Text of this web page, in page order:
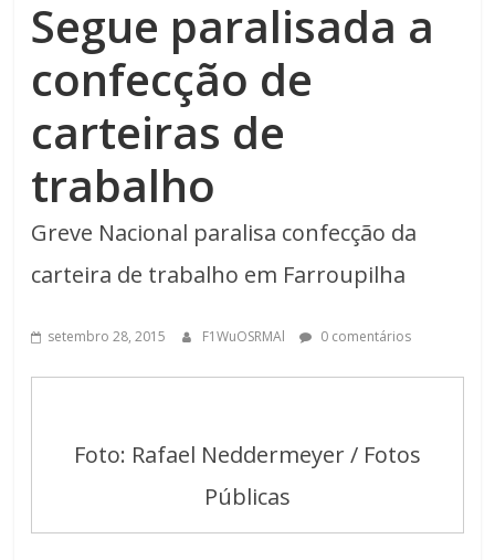
Segue paralisada a
confecção de
carteiras de
trabalho
Greve Nacional paralisa confecção da
carteira de trabalho em Farroupilha
setembro 28, 2015 F1WuOSRMAl 0 comentários
Foto: Rafael Neddermeyer / Fotos
Públicas